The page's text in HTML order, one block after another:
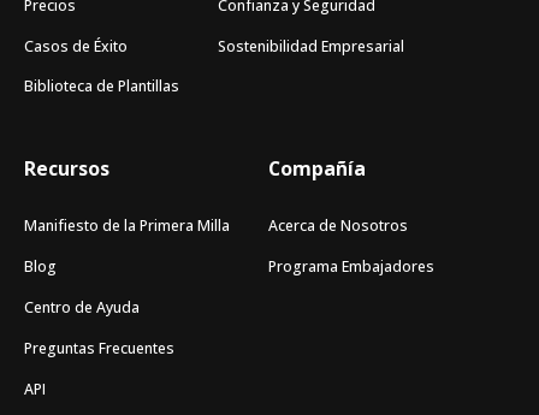
Precios
Casos de Éxito
Biblioteca de Plantillas
Confianza y Seguridad
Sostenibilidad Empresarial
Recursos
Manifiesto de la Primera Milla
Blog
Centro de Ayuda
Preguntas Frecuentes
API
Compañía
Acerca de Nosotros
Programa Embajadores